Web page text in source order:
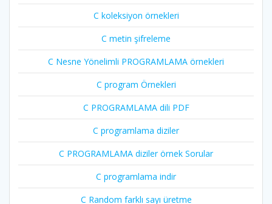
C koleksiyon örnekleri
C metin şifreleme
C Nesne Yönelimli PROGRAMLAMA örnekleri
C program Örnekleri
C PROGRAMLAMA dili PDF
C programlama diziler
C PROGRAMLAMA diziler örnek Sorular
C programlama indir
C Random farklı sayı üretme